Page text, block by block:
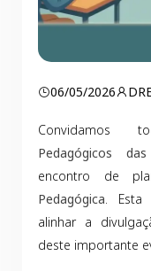
06/05/2026
Pedagógicos
encontro de
Pedagógica. Esta
alinhar a
deste importante